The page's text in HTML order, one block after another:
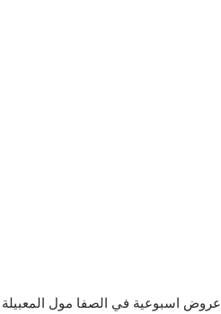
عروض اسبوعية في الصفا مول المعبيلة